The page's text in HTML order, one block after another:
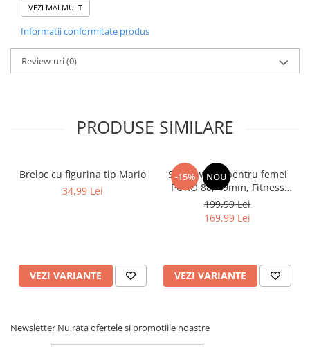
imagini detaliate din fata si interiorul vehiculului, oferind o
✅Unghi larg de 155°– Permite captarea unei zone mai largi,
oferind siguranta si o imagine detaliata asupra a ceea ce se
VEZI MAI MULT
Informatii conformitate produs
Review-uri(0)
PRODUSE SIMILARE
Breloc cu figurina tip Mario
34,99 Lei
VEZI VARIANTE
-15% NOU
Smartwatch pentru femei
PORO 88, 49mm, Fitness
Tracker, Heart Rate, SpO2,
110+Sports
199,99 Lei
169,99 Lei
VEZI VARIANTE
Newsletter Nu rata ofertele si promotiile noastre